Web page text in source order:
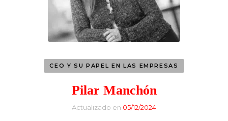
CEO Y SU PAPEL EN LAS EMPRESAS
Pilar Manchón
Actualizado en 05/12/2024